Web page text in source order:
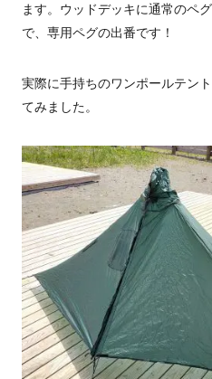
ます。ウッドデッキに通常のペ
で、専用ペグの出番です！
実際に手持ちのワンポールテン
てみました。